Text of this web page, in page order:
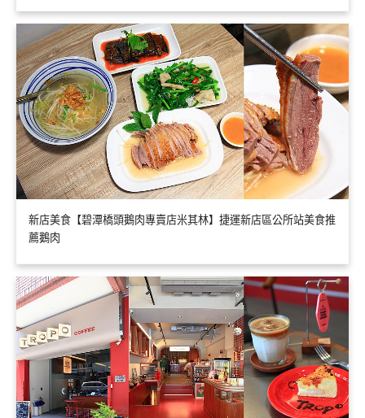
新店美食【碧潭橋頭鵝肉專賣店米其林】捷運新店區公所站美食推
薦鵝肉